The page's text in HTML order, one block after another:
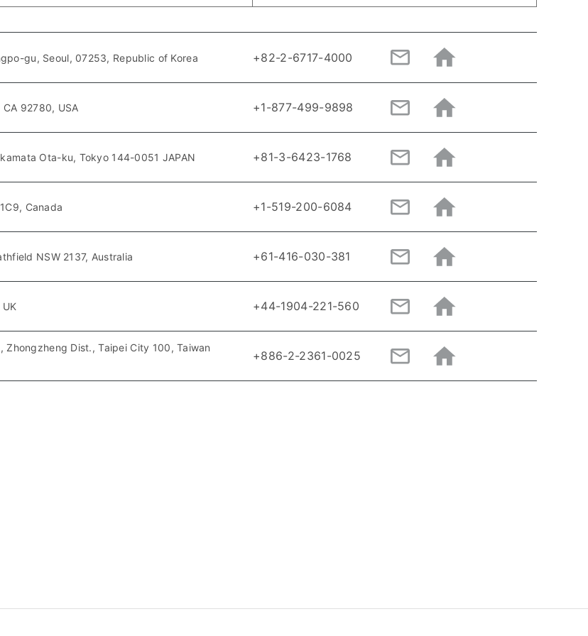
gu, Seoul, 07253, Republic of Korea +82-2-6717-4000
92780, USA +1-877-499-9898
Ota-ku, Tokyo 144-0051 JAPAN +81-3-6423-1768
Canada +1-519-200-6084
NSW 2137, Australia +61-416-030-381
+44-1904-221-560
Zhongzheng Dist., Taipei City 100, Taiwan
+886-2-2361-0025